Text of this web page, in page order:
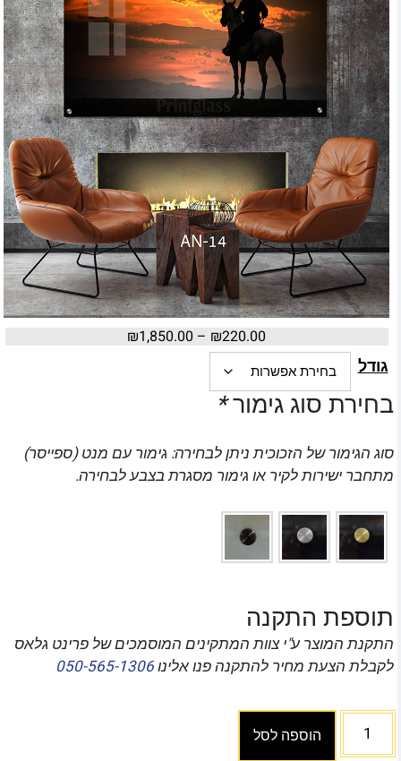
₪220.00
–
₪1,850.00
גודל
בחירת סוג גימור*
סוג הגימור של הזכוכית ניתן לבחירה: גימור עם מנט (ספייסר)
מתחבר ישירות לקיר או גימור מסגרת בצבע לבחירה.
תוספת התקנה
התקנת המוצר ע"י צוות המתקינים המוסמכים של פרינט גלאס
לקבלת הצעת מחיר להתקנה פנו אלינו050-565-1306
הוספה לסל